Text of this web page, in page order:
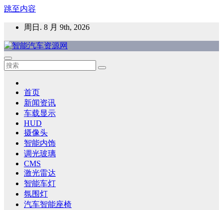
跳至内容
周日. 8 月 9th, 2026
智能汽车资源网
智能表面，智能内饰，新能源汽车，HMI，人车交互，智能车
首页
新闻资讯
车载显示
HUD
摄像头
智能内饰
调光玻璃
CMS
激光雷达
智能车灯
氛围灯
汽车智能座椅